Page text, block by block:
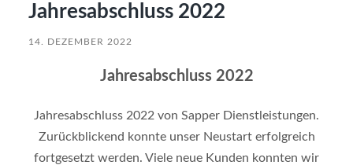
Jahresabschluss 2022
14. DEZEMBER 2022
Jahresabschluss 2022
Jahresabschluss 2022 von Sapper Dienstleistungen.
Zurückblickend konnte unser Neustart erfolgreich
fortgesetzt werden. Viele neue Kunden konnten wir